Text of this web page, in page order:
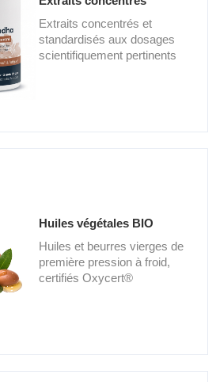
Extraits concentrés et
standardisés aux dosages
scientifiquement pertinents
Huiles végétales BIO
Huiles et beurres vierges de
première pression à froid,
certifiés Oxycert®